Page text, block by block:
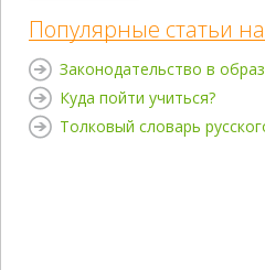
Популярные статьи
Законодательство в
Куда пойти учиться?
Толковый словарь